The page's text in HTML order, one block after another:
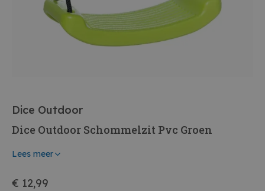
Dice Outdoor
Dice Outdoor Schommelzit Pvc Groen
Lees meer
€ 12,99